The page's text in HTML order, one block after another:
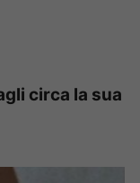
circa la sua